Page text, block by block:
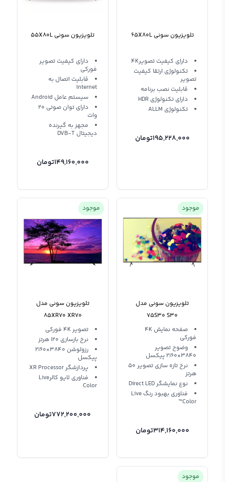
تلویزیون سونی 65X80L
دارای کیفیت تصویر4K
تکنولوژی ارتقا کیفیت
تصویر
قابلیت نصب برنامه
دارای تکنولوژی HDR
تکنولوژی ALLM
195,228,000تومان
تلویزیون سونی 55X80L
دارای کیفیت تصویر
فورکی
قابلیت اتصال به
Internet
سیستم عامل Android
دارای توان صوتی 20
وات
مجهز به گیرنده
دیجیتال DVB-T
149,160,000تومان
موجود
تلویزیون سونی مدل
75S30 S30
صفحه‌ نمایش 4K
فورکی
وضوح تصویر
3840×2160 پیکسل
نرخ تازه‌ سازی تصویر 50
هرتز
نوع نمایشگر Direct LED
فناوری بهبود رنگ Live
Color™
314,160,000تومان
موجود
تلویزیون سونی مدل
85XR70 XR70
تصویر 4K فورکی
نرخ بازسازی 120 هرتز
رزولوشن 3840×2160
پیکسل
پردازشگر XR Processor
فناوری لایو کالرLive
Color
772,200,000تومان
موجود